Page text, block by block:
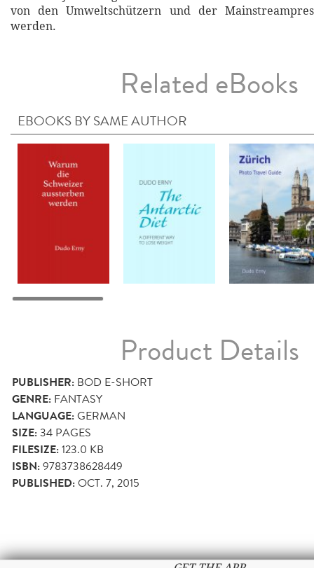
von den Umweltschützern und der
werden.
Related eBooks
EBOOKS BY SAME AUTHOR
Product Details
PUBLISHER: BOD E-SHORT
GENRE: FANTASY
LANGUAGE:GERMAN
SIZE:34 PAGES
FILESIZE:123.0 KB
ISBN:9783738628449
PUBLISHED:OCT. 7, 2015